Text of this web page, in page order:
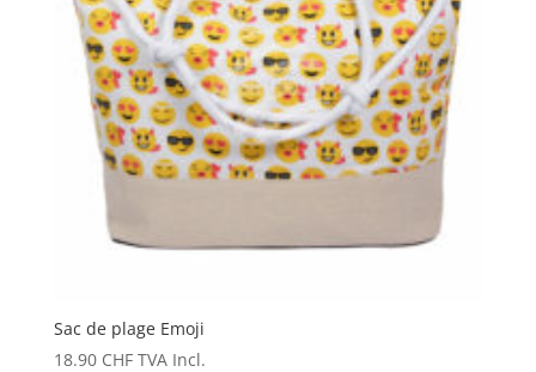
Sac de plage Emoji
18.90 CHF TVA Incl.